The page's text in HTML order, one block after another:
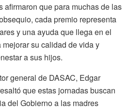
afirmaron que para muchas de las
cada premio representa
y una ayuda que llega en el
su calidad de vida y
a sus hijos.
general de DASAC, Edgar
que estas jornadas buscan
del Gobierno a las madres